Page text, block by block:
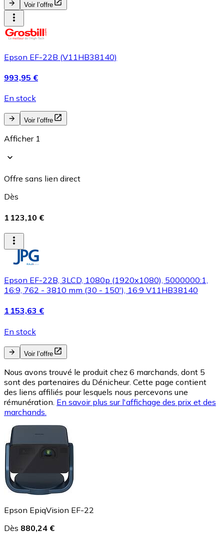
Voir l’offre
Epson EF-22B (V11HB38140)
993,95 €
En stock
Voir l’offre
Afficher 1
Offre sans lien direct
Dès
1 123,10 €
Epson EF-22B, 3LCD, 1080p (1920x1080), 5000000:1,
16:9, 762 - 3810 mm (30 - 150'), 16:9 V11HB38140
1 153,63 €
En stock
Voir l’offre
Nous avons trouvé le produit chez 6 marchands, dont 5
sont des partenaires du Dénicheur. Cette page contient
des liens affiliés pour lesquels nous percevons une
rémunération. En savoir plus sur l'affichage des prix et des
marchands.
Epson EpiqVision EF-22
Dès 880,24 €